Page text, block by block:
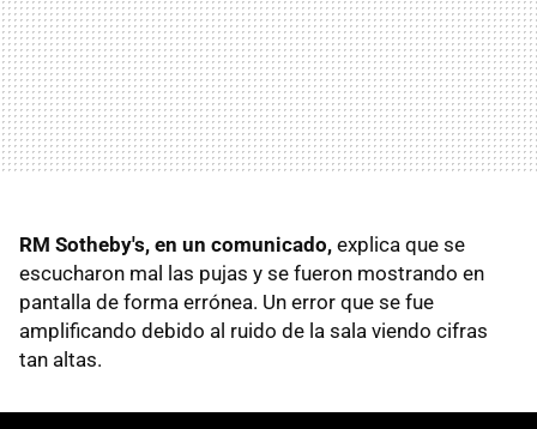
RM Sotheby's, en un comunicado, explica que se
escucharon mal las pujas y se fueron mostrando en
pantalla de forma errónea. Un error que se fue
amplificando debido al ruido de la sala viendo cifras
tan altas.